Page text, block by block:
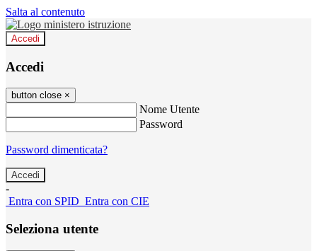
Salta al contenuto
Accedi
Accedi
button close ×
Nome Utente
Password
Password dimenticata?
-
Entra con SPID Entra con CIE
Seleziona utente